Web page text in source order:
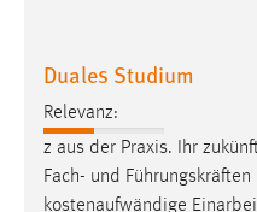
Duales Studium
Relevanz:
z aus der Praxis. Ihr
Fach- und
kostenaufwändige